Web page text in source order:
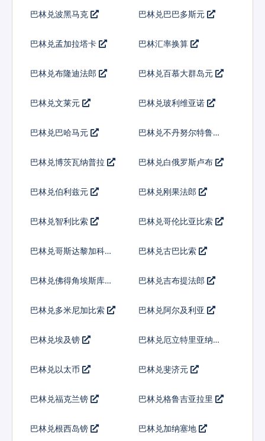
巴林兑波黑马克 巴林兑巴巴多斯元
巴林兑孟加拉塔卡 巴林汇率换算
巴林兑布隆迪法郎 巴林兑百慕大群岛元
巴林兑文莱元 巴林兑玻利维亚诺
巴林兑巴哈马元 巴林兑不丹努尔特鲁姆
巴林兑博茨瓦纳普拉 巴林兑白俄罗斯卢布
巴林兑伯利兹元 巴林兑刚果法郎
巴林兑智利比索 巴林兑哥伦比亚比索
巴林兑哥斯达黎加科朗 巴林兑古巴比索
巴林兑佛得角埃斯库多 巴林兑吉布提法郎
巴林兑多米尼加比索 巴林兑阿尔及利亚
巴林兑埃及镑
巴林兑厄立特里亚纳克
巴林兑以太币 巴林兑斐济元
巴林兑福克兰镑 巴林兑格鲁吉亚拉里
巴林兑根西岛镑 巴林兑加纳塞地